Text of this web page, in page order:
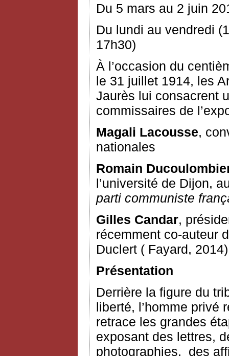
Du 5 mars au 2 juin
Du lundi au vendredi
17h30)
À l’occasion du
le 31 juillet 1914, les
Jaurès lui consacrent
commissaires de
Magali Lacousse,
nationales
Romain
l’université de Dijon,
parti communiste
Gilles Candar,
récemment co-auteur
Duclert ( Fayard, 2014)
Présentation
Derrière la figure du
liberté, l’homme privé
retrace les grandes
exposant des lettres,
photographies,
des